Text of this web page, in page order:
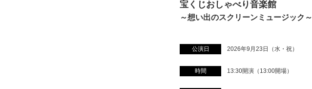
宝くじおしゃべり音楽館
～想い出のスクリーンミュージック～
公演日 2026年9月23日（水・祝）
時間 13:30開演（13:00開場）